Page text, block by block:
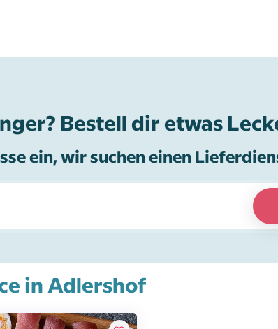
Bestell dir etwas
ein, wir suchen einen
in Adlershof